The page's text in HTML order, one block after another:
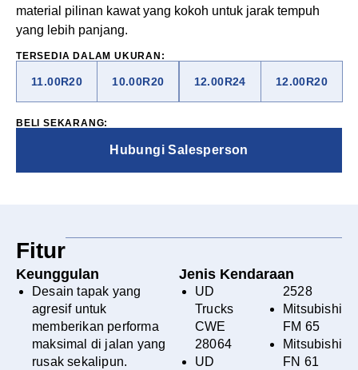
material pilinan kawat yang kokoh untuk jarak tempuh
yang lebih panjang.
TERSEDIA DALAM UKURAN:
11.00R20 10.00R20 12.00R24 12.00R20
BELI SEKARANG:
Hubungi Salesperson
Fitur
Keunggulan
Desain tapak yang
agresif untuk
memberikan performa
maksimal di jalan yang
rusak sekalipun.
Jenis Kendaraan
UD
Trucks
CWE
28064
UD
2528
Mitsubishi
FM 65
Mitsubishi
FN 61